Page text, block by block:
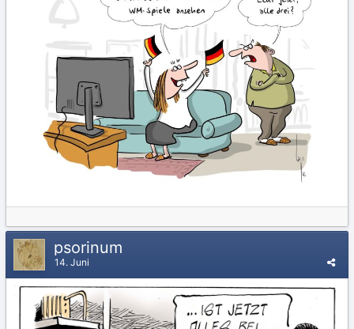
psorinum
14. Juni